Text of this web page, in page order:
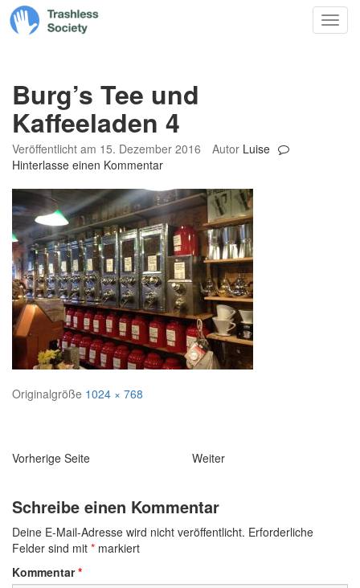
Zum
Inhalt
springen
Burg’s Tee und
Kaffeeladen 4
Veröffentlicht am 15. Dezember 2016 Autor Luise
Hinterlasse einen Kommentar
Originalgröße 1024 × 768
Navigation
Vorherige Seite Weiter
Schreibe einen Kommentar
Deine E-Mail-Adresse wird nicht veröffentlicht. Erforderliche
Felder sind mit * markiert
Kommentar*